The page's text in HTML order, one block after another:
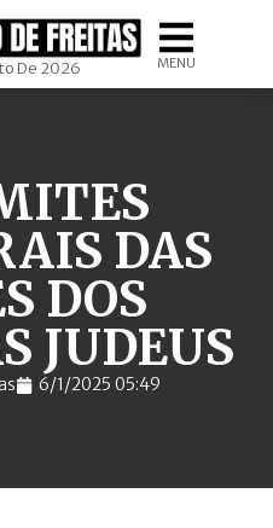
De 2026 MENU
DAS
DOS
JUDEUS
6/1/2025 05:49